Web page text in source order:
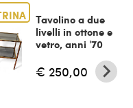
Tavolino a due
livelli in ottone e
vetro, anni '70
€ 250,00